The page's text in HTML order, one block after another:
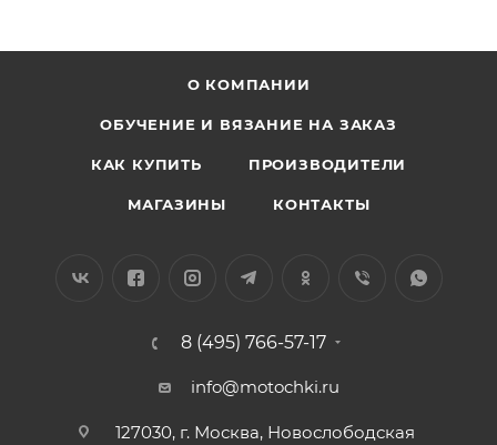
О КОМПАНИИ
ОБУЧЕНИЕ И ВЯЗАНИЕ НА ЗАКАЗ
КАК КУПИТЬ ПРОИЗВОДИТЕЛИ
МАГАЗИНЫ КОНТАКТЫ
8 (495) 766-57-17
info@motochki.ru
127030, г. Москва, Новослободская